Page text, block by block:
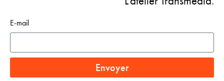
E-mail
Envoyer